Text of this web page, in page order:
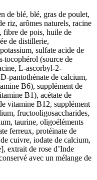
de blé, blé, gras de poulet,
riz, arômes naturels, racine
fibre de pois, huile de
de distillerie,
sulfate acide de
tocophérol (source de
L-ascorbyl-2-
pantothénate de calcium,
B6), supplément de
B1), acétate de
vitamine B12, supplément
fructooligosaccharides,
taurine, oligoéléments
ferreux, protéinate de
cuivre, iodate de calcium,
extrait de rose d’Inde
avec un mélange de